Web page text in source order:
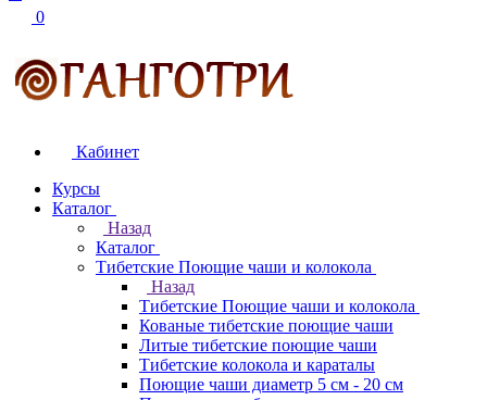
0
Кабинет
Курсы
Каталог
Назад
Каталог
Тибетские Поющие чаши и колокола
Назад
Тибетские Поющие чаши и колокола
Кованые тибетские поющие чаши
Литые тибетские поющие чаши
Тибетские колокола и караталы
Поющие чаши диаметр 5 см - 20 см